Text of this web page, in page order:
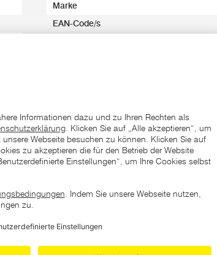
Marke
EAN-Code/s